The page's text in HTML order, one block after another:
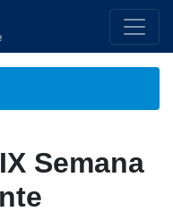
Semana